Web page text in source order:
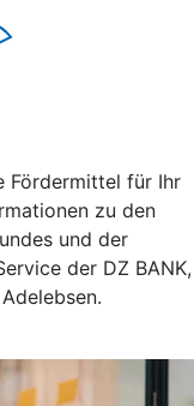
Fördermittel für Ihr
zu den
und der
der DZ BANK,